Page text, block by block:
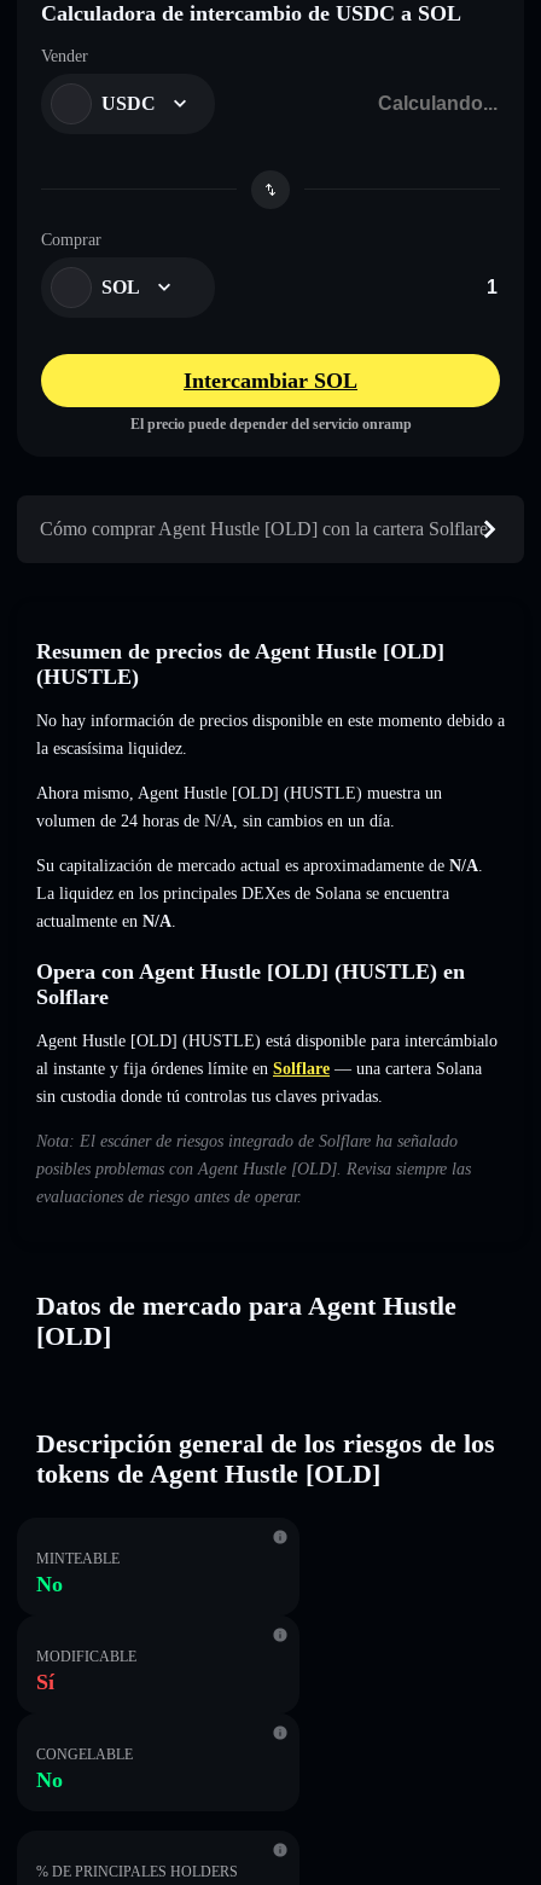
Calculadora de intercambio de USDC a SOL
Vender
USDC
Comprar
SOL
Intercambiar SOL
El precio puede depender del servicio onramp
Cómo comprar Agent Hustle [OLD] con la cartera Solflare
Resumen de precios de Agent Hustle [OLD]
(HUSTLE)
No hay información de precios disponible en este momento debido a
la escasísima liquidez.
Ahora mismo, Agent Hustle [OLD] (HUSTLE) muestra un
volumen de 24 horas de N/A, sin cambios en un día.
Su capitalización de mercado actual es aproximadamente de N/A.
La liquidez en los principales DEXes de Solana se encuentra
actualmente en N/A.
Opera con Agent Hustle [OLD] (HUSTLE) en
Solflare
Agent Hustle [OLD] (HUSTLE) está disponible para intercámbialo
al instante y fija órdenes límite en Solflare — una cartera Solana
sin custodia donde tú controlas tus claves privadas.
Nota: El escáner de riesgos integrado de Solflare ha señalado
posibles problemas con Agent Hustle [OLD]. Revisa siempre las
evaluaciones de riesgo antes de operar.
Datos de mercado para Agent Hustle
[OLD]
Descripción general de los riesgos de los
tokens de Agent Hustle [OLD]
MINTEABLE
No
MODIFICABLE
Sí
CONGELABLE
No
% DE PRINCIPALES HOLDERS